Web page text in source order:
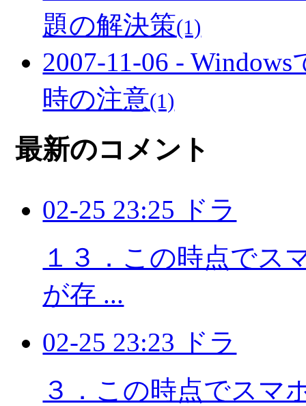
題の解決策(1)
2007-11-06 -
時の注意(1)
最新のコメント
02-25 23:25 ドラ
１３．この時点でス
が存 ...
02-25 23:23 ドラ
３．この時点でスマ